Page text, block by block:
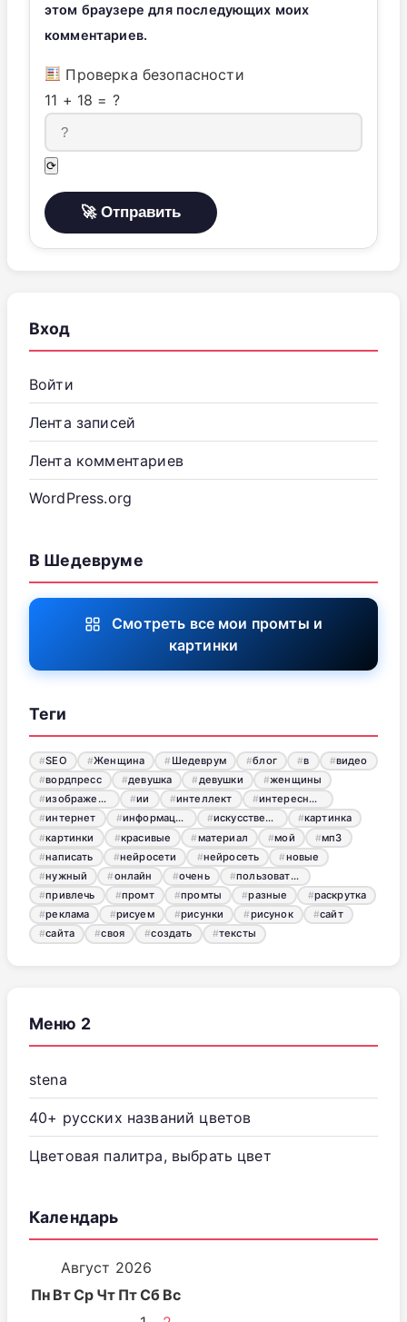
Вход
Войти
Лента записей
Лента комментариев
WordPress.org
В Шедевруме
Смотреть все мои промты и
картинки
Теги
SEO Женщина Шедеврум блог в
видео
вордпресс
девушка девушки
женщины
изображения
ии интеллект
интересный
интернет
информация искусственный
картинка
картинки
красивые материал мой
мп3
написать
нейросети нейросеть
новые
нужный
онлайн очень
пользователь
привлечь
промт промты разные
раскрутка
реклама
рисуем рисунки рисунок
сайт
сайта
своя создать тексты
этом браузере для последующих моих
комментариев.
Проверка безопасности
11 + 18 = ?
⟳
Меню 2
stena
40+ русских названий цветов
Цветовая палитра, выбрать цвет
Календарь
Август 2026
Пн ВтСр Чт ПтСб Вс